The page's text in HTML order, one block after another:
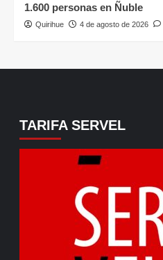
1.600 personas en Ñuble
Quirihue 4 de agosto de 2026
TARIFA SERVEL